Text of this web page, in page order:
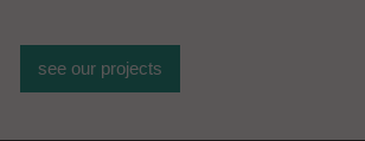
see our projects